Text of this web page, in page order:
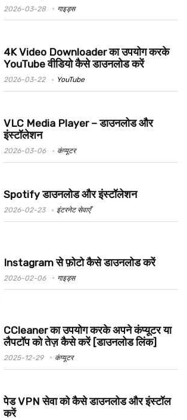
2026-03-28 गाइड्स
4K Video Downloader का उपयोग करके
YouTube वीडियो कैसे डाउनलोड करें
2026-03-22 YouTube
VLC Media Player – डाउनलोड और
इंस्टॉलेशन
2026-03-06 कंप्यूटर
Spotify डाउनलोड और इंस्टॉलेशन
2026-02-23 इंटरनेट सेवाएँ
Instagram से फ़ोटो कैसे डाउनलोड करें
2026-02-06 गाइड्स
CCleaner का उपयोग करके अपने कंप्यूटर या
लैपटॉप को तेज़ कैसे करें [डाउनलोड लिंक]
2025-12-29 कंप्यूटर
पेड VPN सेवा को कैसे डाउनलोड और इंस्टॉल
करें